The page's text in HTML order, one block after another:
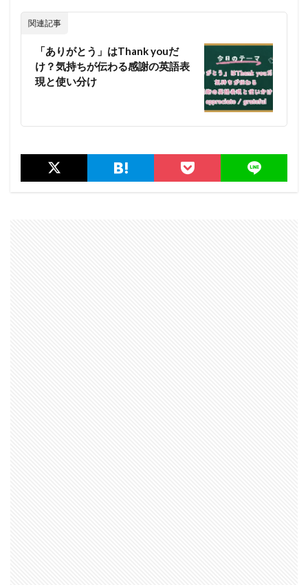
関連記事
「ありがとう」はThank youだ
け？気持ちが伝わる感謝の英語表
現と使い分け